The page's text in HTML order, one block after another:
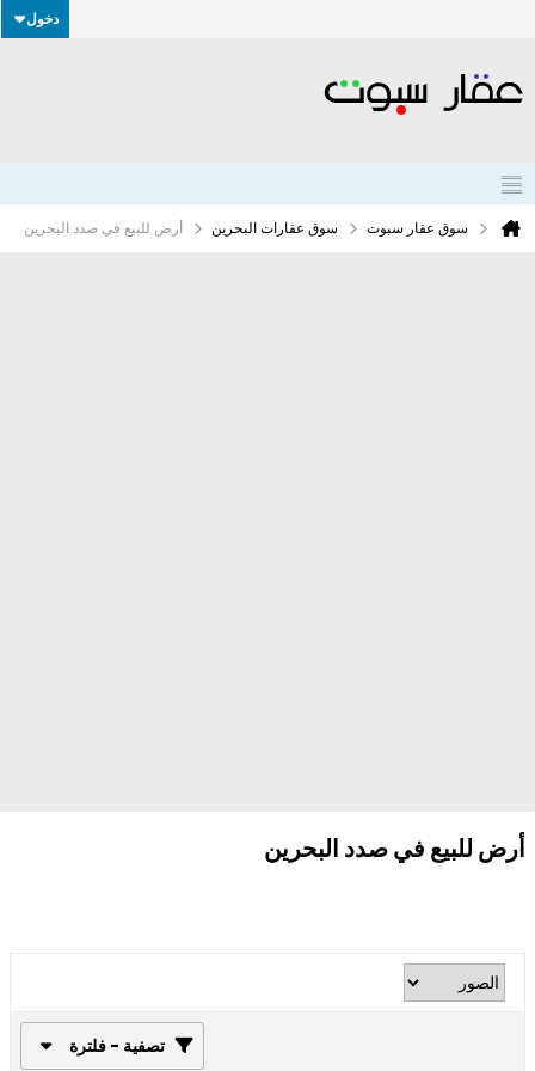
دخول
سوق عقار سبوت سوق عقارات البحرين أرض للبيع في صدد البحرين
أرض للبيع في صدد البحرين
تصفية - فلترة